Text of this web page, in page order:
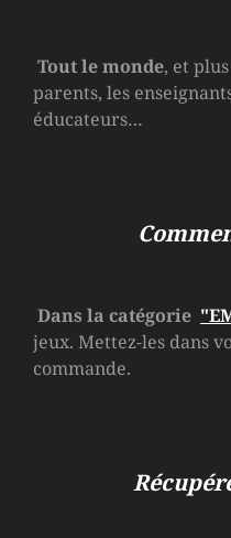
Tout le monde, et
parents, les
éducateurs…
Dans la catégorie
jeux. Mettez-les dans
commande.